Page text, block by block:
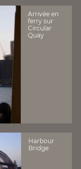
Arrivée en
ferry sur
Circular
Quay
Harbour
Bridge